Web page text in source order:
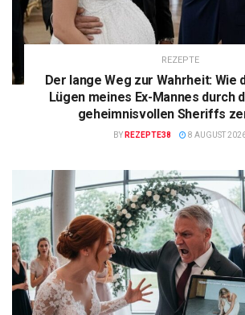
REZEPTE
Der lange Weg zur Wahrheit: Wie
Lügen meines Ex-Mannes durch
geheimnisvollen Sheriffs
BY REZEPTE38 8 AUGUST